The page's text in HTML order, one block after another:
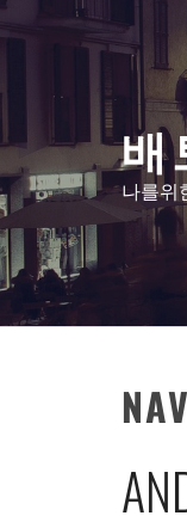
텐
뛰
기
배
나를위